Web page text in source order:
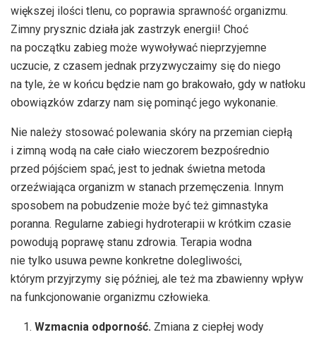
większej ilości tlenu, co poprawia sprawność organizmu.
Zimny prysznic działa jak zastrzyk energii! Choć
na początku zabieg może wywoływać nieprzyjemne
uczucie, z czasem jednak przyzwyczaimy się do niego
na tyle, że w końcu będzie nam go brakowało, gdy w natłoku
obowiązków zdarzy nam się pominąć jego wykonanie.
Nie należy stosować polewania skóry na przemian ciepłą
i zimną wodą na całe ciało wieczorem bezpośrednio
przed pójściem spać, jest to jednak świetna metoda
orzeźwiająca organizm w stanach przemęczenia. Innym
sposobem na pobudzenie może być też gimnastyka
poranna. Regularne zabiegi hydroterapii w krótkim czasie
powodują poprawę stanu zdrowia. Terapia wodna
nie tylko usuwa pewne konkretne dolegliwości,
którym przyjrzymy się później, ale też ma zbawienny wpływ
na funkcjonowanie organizmu człowieka.
Wzmacnia odporność. Zmiana z ciepłej wody